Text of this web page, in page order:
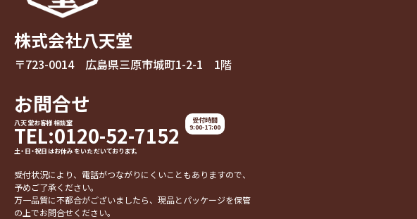
株式会社八天堂
〒723-0014 広島県三原市城町1-2-1 1階
お問合せ
八天堂お客様相談室
TEL:0120-52-7152
土・日・祝日はお休みをいただいております。
受付時間
9:00-17:00
受付状況により、電話がつながりにくいこともありますので、
予めご了承ください。
万一品質に不都合がございましたら、現品とパッケージを保管
の上でお問合せください。